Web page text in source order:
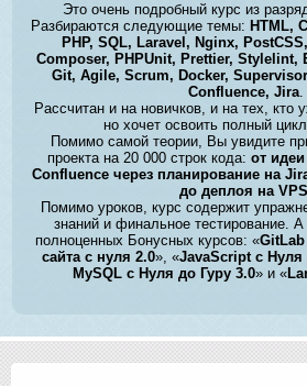
Это очень подробный курс из
Разбираются следующие темы: HTML,
PHP, SQL, Laravel, Nginx,
Composer, PHPUnit, Prettier, Stylelint,
Git, Agile, Scrum, Docker,
Confluence, Jira.
Рассчитан и на новичков, и на тех, кто
но хочет освоить полный
Помимо самой теории, Вы увидите
проекта на 20 000 строк кода:от
Confluence через планирование на
до деплоя на VPS
Помимо уроков, курс содержит
знаний и финальное тестирование.
полноценных Бонусных курсов: «
сайта с нуля 2.0», «JavaScript с Нуля
MySQL с Нуля до Гуру 3.0» и «